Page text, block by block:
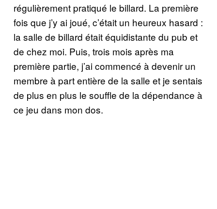
régulièrement pratiqué le billard. La première
fois que j’y ai joué, c’était un heureux hasard :
la salle de billard était équidistante du pub et
de chez moi. Puis, trois mois après ma
première partie, j’ai commencé à devenir un
membre à part entière de la salle et je sentais
de plus en plus le souffle de la dépendance à
ce jeu dans mon dos.